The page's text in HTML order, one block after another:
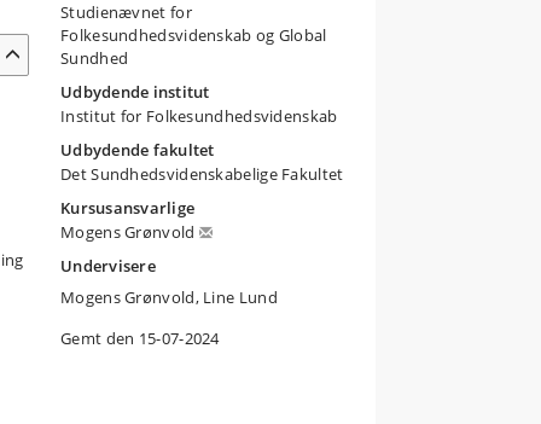
Studienævnet for
Folkesundhedsvidenskab og Global
Sundhed
Udbydende institut
Institut for Folkesundhedsvidenskab
Udbydende fakultet
Det Sundhedsvidenskabelige Fakultet
Kursusansvarlige
Mogens Grønvold
Undervisere
Mogens Grønvold, Line Lund
Gemt den 15-07-2024